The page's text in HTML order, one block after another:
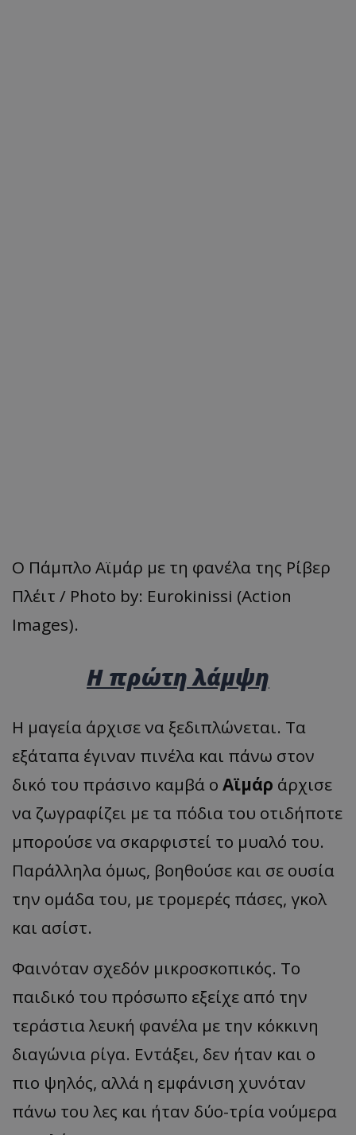
Ο Πάμπλο Αϊμάρ με τη φανέλα της Ρίβερ
Πλέιτ / Photo by: Eurokinissi (Action
Images).
Η πρώτη λάμψη
Η μαγεία άρχισε να ξεδιπλώνεται. Τα
εξάταπα έγιναν πινέλα και πάνω στον
δικό του πράσινο καμβά ο Αϊμάρ άρχισε
να ζωγραφίζει με τα πόδια του οτιδήποτε
μπορούσε να σκαρφιστεί το μυαλό του.
Παράλληλα όμως, βοηθούσε και σε ουσία
την ομάδα του, με τρομερές πάσες, γκολ
και ασίστ.
Φαινόταν σχεδόν μικροσκοπικός. Το
παιδικό του πρόσωπο εξείχε από την
τεράστια λευκή φανέλα με την κόκκινη
διαγώνια ρίγα. Εντάξει, δεν ήταν και ο
πιο ψηλός, αλλά η εμφάνιση χυνόταν
πάνω του λες και ήταν δύο-τρία νούμερα